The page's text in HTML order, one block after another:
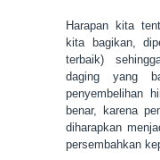
Harapan kita
kita bagikan,
terbaik)
daging yang
penyembelihan
benar, karena
diharapkan
persembahkan